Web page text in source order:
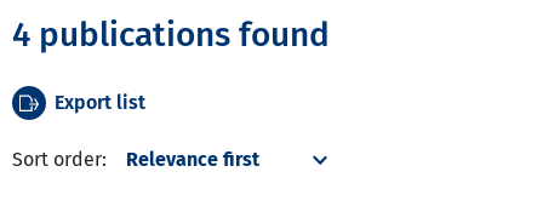
4 publications found
Export list
Sort order: